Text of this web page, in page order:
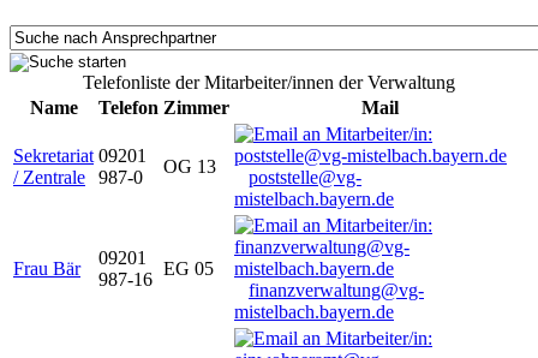
Telefonliste der Mitarbeiter/innen der Verwaltung
Name
Telefon Zimmer Mail
Sekretariat
/ Zentrale
09201
987-0
OG 13
poststelle@vg-
mistelbach.bayern.de
Frau Bär
09201
987-16
EG 05
finanzverwaltung@vg-
mistelbach.bayern.de